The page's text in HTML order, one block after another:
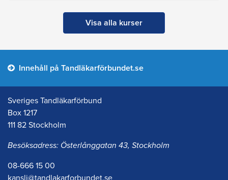
Visa alla kurser
Innehåll på Tandläkarförbundet.se
Sveriges Tandläkarförbund
Box 1217
111 82 Stockholm
Besöksadress: Österlånggatan 43, Stockholm
08-666 15 00
kansli@tandlakarforbundet.se